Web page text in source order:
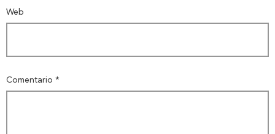
Comentario *
Web